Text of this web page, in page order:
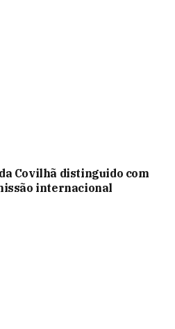
Covilhã distinguido com
internacional